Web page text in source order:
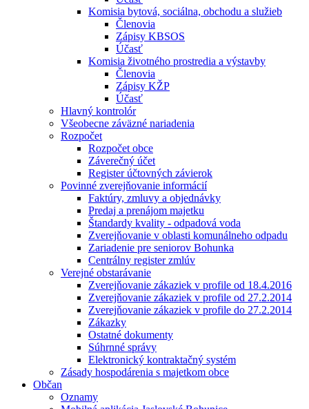
Komisia bytová, sociálna, obchodu a služieb
Členovia
Zápisy KBSOS
Účasť
Komisia životného prostredia a výstavby
Členovia
Zápisy KŽP
Účasť
Hlavný kontrolór
Všeobecne záväzné nariadenia
Rozpočet
Rozpočet obce
Záverečný účet
Register účtovných závierok
Povinné zverejňovanie informácií
Faktúry, zmluvy a objednávky
Predaj a prenájom majetku
Štandardy kvality - odpadová voda
Zverejňovanie v oblasti komunálneho odpadu
Zariadenie pre seniorov Bohunka
Centrálny register zmlúv
Verejné obstarávanie
Zverejňovanie zákaziek v profile od 18.4.2016
Zverejňovanie zákaziek v profile od 27.2.2014
Zverejňovanie zákaziek v profile do 27.2.2014
Zákazky
Ostatné dokumenty
Súhrnné správy
Elektronický kontraktačný systém
Zásady hospodárenia s majetkom obce
Občan
Oznamy